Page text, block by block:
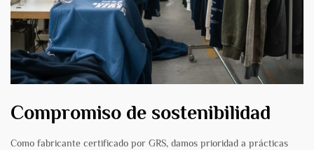
Compromiso de sostenibilidad
Como fabricante certificado por GRS, damos prioridad a prácticas